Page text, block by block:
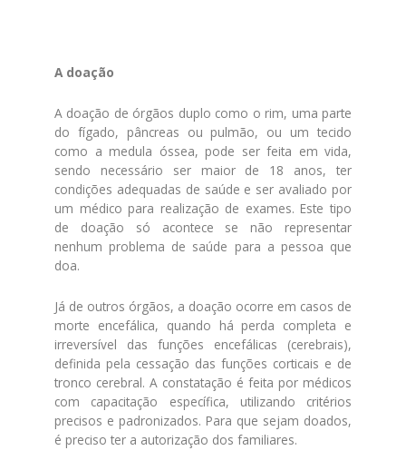
A doação
A doação de órgãos duplo como o rim, uma parte
do fígado, pâncreas ou pulmão, ou um tecido
como a medula óssea, pode ser feita em vida,
sendo necessário ser maior de 18 anos, ter
condições adequadas de saúde e ser avaliado por
um médico para realização de exames. Este tipo
de doação só acontece se não representar
nenhum problema de saúde para a pessoa que
doa.
Já de outros órgãos, a doação ocorre em casos de
morte encefálica, quando há perda completa e
irreversível das funções encefálicas (cerebrais),
definida pela cessação das funções corticais e de
tronco cerebral. A constatação é feita por médicos
com capacitação específica, utilizando critérios
precisos e padronizados. Para que sejam doados,
é preciso ter a autorização dos familiares.